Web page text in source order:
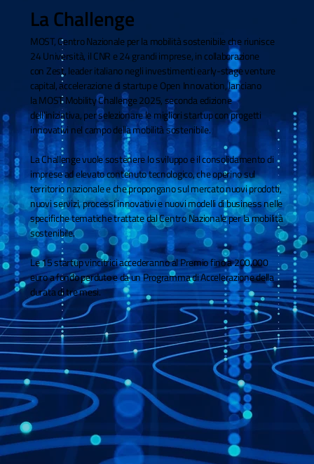
La Challenge
MOST, Centro Nazionale per la mobilità sostenibile che riunisce
24 Università, il CNR e 24 grandi imprese, in collaborazione
con Zest, leader italiano negli investimenti early-stage venture
capital, accelerazione di startup e Open Innovation, lanciano
la MOST Mobility Challenge 2025, seconda edizione
dell’iniziativa, per selezionare le migliori startup con progetti
innovativi nel campo della mobilità sostenibile.
La Challenge vuole sostenere lo sviluppo e il consolidamento di
imprese ad elevato contenuto tecnologico, che operino sul
territorio nazionale e che propongano sul mercato nuovi prodotti,
nuovi servizi, processi innovativi e nuovi modelli di business nelle
specifiche tematiche trattate dal Centro Nazionale per la mobilità
sostenibile.
Le 15 startup vincitrici accederanno al Premio fino a 200.000
euro a fondo perduto e da un Programma di Accelerazione della
durata di tre mesi.